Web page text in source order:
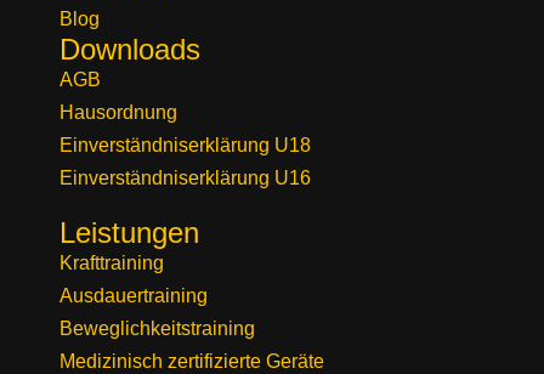
Blog
Downloads
AGB
Hausordnung
Einverständniserklärung U18
Einverständniserklärung U16
Leistungen
Krafttraining
Ausdauertraining
Beweglichkeitstraining
Medizinisch zertifizierte Geräte